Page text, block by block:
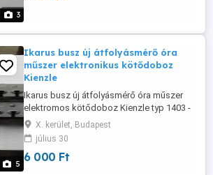
3
5
Ikarus busz új átfolyásmérő óra
műszer elektronikus kötődoboz
Kienzle
Ikarus busz új átfolyásmérő óra műszer
elektromos kötődoboz Kienzle typ 1403 -
hoz Új alkatrész kienzle typ 1403 hoz Új
alkatrész több darab Ár db Ikarus busz
relikviák Ikarus retro Ikarus busz bus 2
Ikarus típusokhoz 26 stb. Szállítás
X. kerület, Budapest
július 30
6 000 Ft